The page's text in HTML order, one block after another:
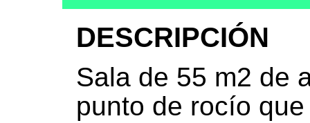
DESCRIPCIÓN
Sala de 55 m2 de
punto de rocío